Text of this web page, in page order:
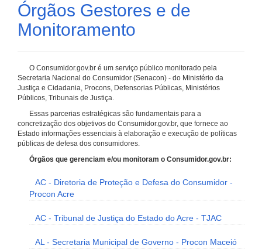
Órgãos Gestores e de
Monitoramento
O Consumidor.gov.br é um serviço público monitorado pela
Secretaria Nacional do Consumidor (Senacon) - do Ministério da
Justiça e Cidadania, Procons, Defensorias Públicas, Ministérios
Públicos, Tribunais de Justiça.
Essas parcerias estratégicas são fundamentais para a
concretização dos objetivos do Consumidor.gov.br, que fornece ao
Estado informações essenciais à elaboração e execução de políticas
públicas de defesa dos consumidores.
Órgãos que gerenciam e/ou monitoram o Consumidor.gov.br:
AC - Diretoria de Proteção e Defesa do Consumidor -
Procon Acre
AC - Tribunal de Justiça do Estado do Acre - TJAC
AL - Secretaria Municipal de Governo - Procon Maceió